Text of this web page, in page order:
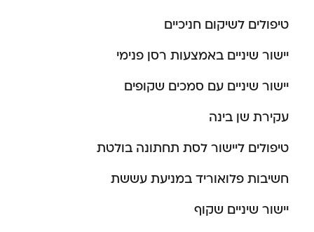
טיפולים לשיקום חניכיים
יישור שיניים באמצעות רסן פנימי
יישור שיניים עם סמכים שקופים
עקירת שן בינה
טיפולים ליישור לסת תחתונה בולטת
חשיבות פלואוריד במניעת עששת
יישור שיניים שקוף